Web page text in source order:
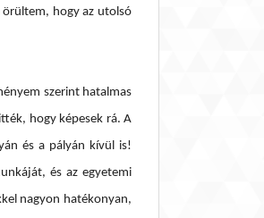
hogy az utolsó
szerint hatalmas
hogy képesek rá. A
és a pályán kívül is!
és az egyetemi
nagyon hatékonyan,